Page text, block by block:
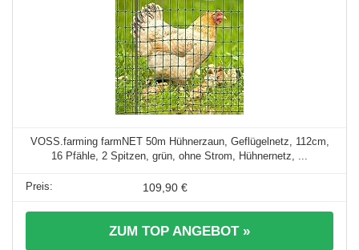
VOSS.farming farmNET 50m Hühnerzaun, Geflügelnetz, 112cm,
16 Pfähle, 2 Spitzen, grün, ohne Strom, Hühnernetz, ...
109,90 €
ZUM TOP ANGEBOT »